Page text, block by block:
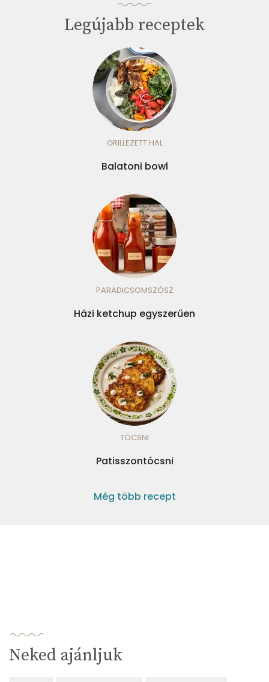
Legújabb receptek
GRILLEZETT HAL
Balatoni bowl
PARADICSOMSZÓSZ
Házi ketchup egyszerűen
TÓCSNI
Patisszontócsni
Még több recept
Neked ajánljuk